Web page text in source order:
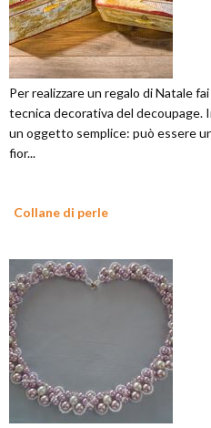
Per realizzare un regalo di Natale
tecnica decorativa del decoupage.
un oggetto semplice: può essere
fior...
Collane di perle